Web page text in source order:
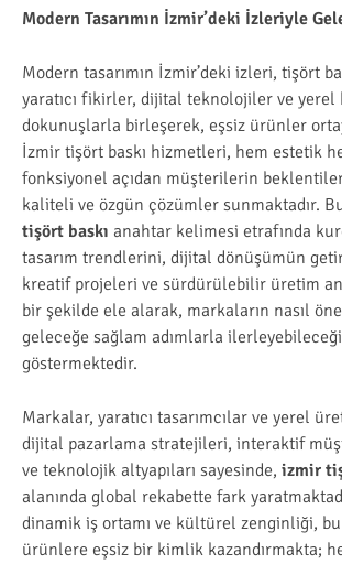
Modern Tasarımın İzmir’deki İzleriyle
Modern tasarımın İzmir’deki izleri, tişört
yaratıcı fikirler, dijital teknolojiler ve
dokunuşlarla birleşerek, eşsiz ürünler
İzmir tişört baskı hizmetleri, hem estetik
fonksiyonel açıdan müşterilerin
kaliteli ve özgün çözümler sunmaktadır.
tişört baskı anahtar kelimesi etrafında
tasarım trendlerini, dijital dönüşümün
kreatif projeleri ve sürdürülebilir üretim
bir şekilde ele alarak, markaların nasıl
geleceğe sağlam adımlarla
göstermektedir.
Markalar, yaratıcı tasarımcılar ve yerel
dijital pazarlama stratejileri, interaktif
ve teknolojik altyapıları sayesinde, izmir
alanında global rekabette fark
dinamik iş ortamı ve kültürel zenginliği,
ürünlere eşsiz bir kimlik kazandırmakta;